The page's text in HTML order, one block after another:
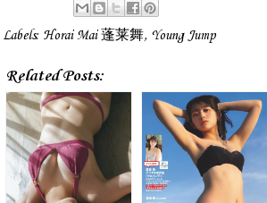
Labels: Horai Mai 蓬莱舞, Young Jump
Related Posts: